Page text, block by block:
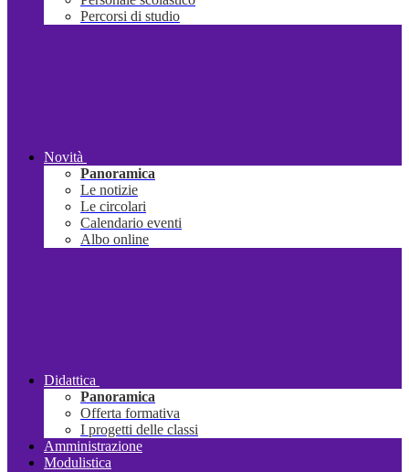
Percorsi di studio
Novità
Panoramica
Le notizie
Le circolari
Calendario eventi
Albo online
Didattica
Panoramica
Offerta formativa
I progetti delle classi
Amministrazione
Modulistica